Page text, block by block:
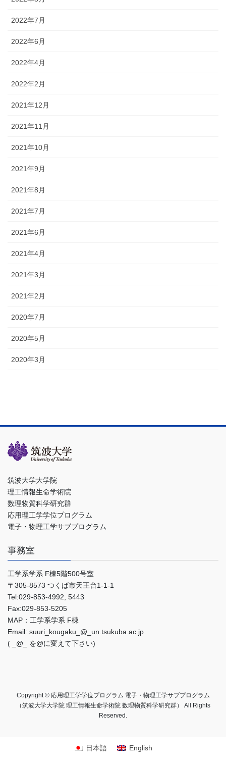
2022年7月
2022年6月
2022年4月
2022年2月
2021年12月
2021年11月
2021年10月
2021年9月
2021年8月
2021年7月
2021年6月
2021年4月
2021年3月
2021年2月
2020年7月
2020年5月
2020年3月
筑波大学大学院
理工情報生命学術院
数理物質科学研究群
応用理工学学位プログラム
電子・物理工学サブプログラム
事務室
工学系学系 F棟5階500号室
〒305-8573 つくば市天王台1-1-1
Tel:029-853-4992, 5443
Fax:029-853-5205
MAP：工学系学系 F棟
Email: suuri_kougaku_@_un.tsukuba.ac.jp
( _@_ を@に変えて下さい)
Copyright © 応用理工学学位プログラム 電子・物理工学サブプログラム
（筑波大学大学院 理工情報生命学術院 数理物質科学研究群） All Rights
Reserved.
日本語 English